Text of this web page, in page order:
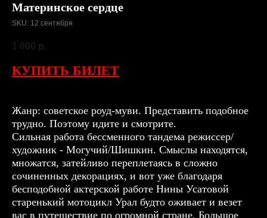
Материнское сердце
SKU: 12 сентября
1 000 р.
КУПИТЬ БИЛЕТ
Жанр: советское роуд-муви. Представить подобное
трудно. Поэтому идите и смотрите.
Сильная работа бессменного тандема режиссер/
художник - Могучий/Шишкин. Смыслы находятся,
множатся, затейливо переплетаясь в сложно
сочиненных декорациях, и вот уже благодаря
бесподобной актерской работе Нины Усатовой
старенький мотоцикл Урал будто оживает и везет
вас в путешествие по огромной стране. Большое